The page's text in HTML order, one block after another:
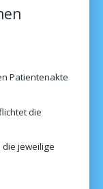
Patientenakte
die
jeweilige